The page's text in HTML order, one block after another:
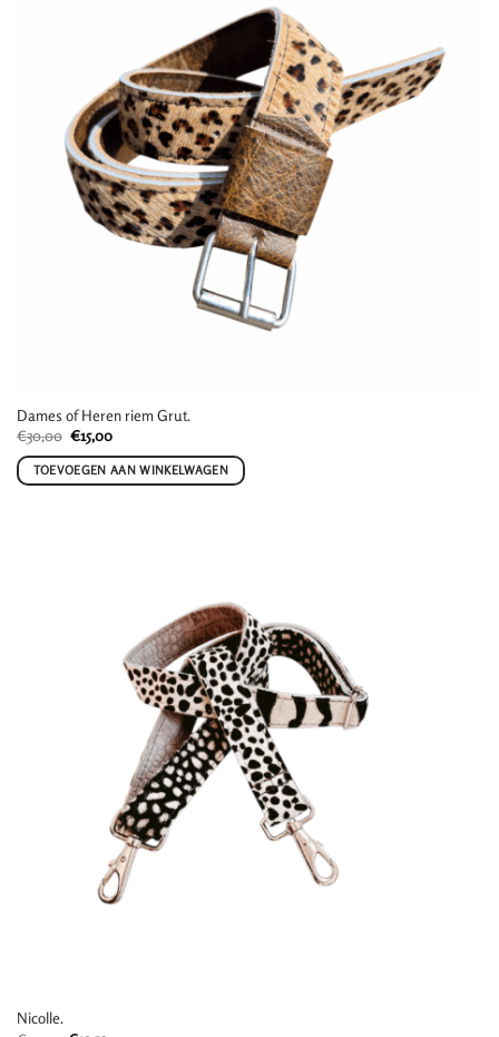
Dames of Heren riem Grut.
€30,00 Oorspronkelijke
prijs
was:
€30,00.
€15,00Huidige
is:
€15,00.
TOEVOEGEN AAN WINKELWAGEN
Nicolle.